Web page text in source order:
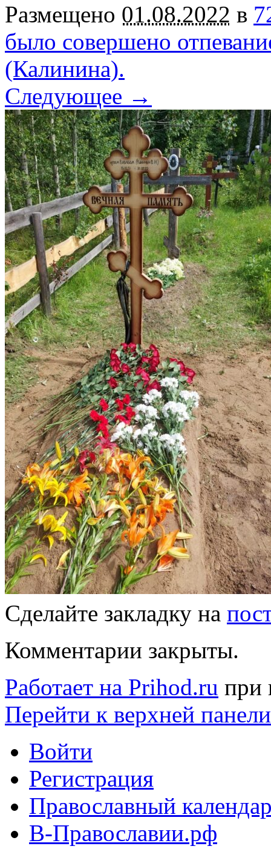
Размещено 01.08.2022 в
было совершено
(Калинина).
Следующее →
Сделайте закладку на
Комментарии закрыты.
Работает на Prihod.ru при
Перейти к верхней панели
Войти
Регистрация
Православный
В-Православии.рф